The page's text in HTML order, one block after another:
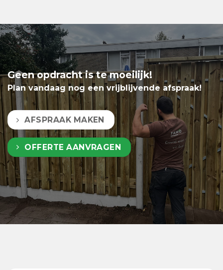
Geen opdracht is te moeilijk!
Plan vandaag nog een vrijblijvende afspraak!
AFSPRAAK MAKEN
OFFERTE AANVRAGEN